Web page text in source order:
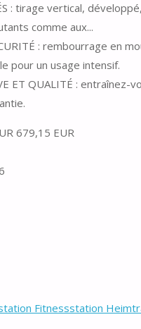
: tirage vertical,
comme aux...
: rembourrage en
pour un usage intensif.
ET QUALITÉ :
679,15 EUR
Fitnessstation